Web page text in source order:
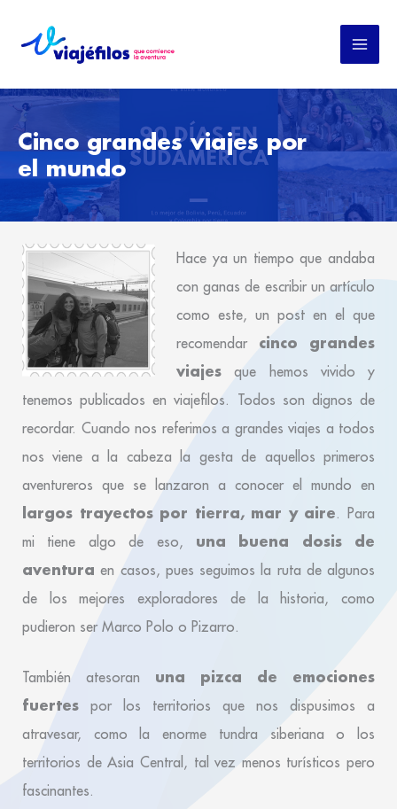
Cinco grandes viajes por
el mundo
Hace ya un tiempo que andaba
con ganas de escribir un artículo
como este, un post en el que
recomendar cinco grandes
viajes que hemos vivido y
tenemos publicados en viajefilos. Todos son dignos de
recordar. Cuando nos referimos a grandes viajes a todos
nos viene a la cabeza la gesta de aquellos primeros
aventureros que se lanzaron a conocer el mundo en
largos trayectos por tierra, mar y aire. Para
mi tiene algo de eso, una buena dosis de
aventura en casos, pues seguimos la ruta de algunos
de los mejores exploradores de la historia, como
pudieron ser Marco Polo o Pizarro.
También atesoran una pizca de emociones
fuertes por los territorios que nos dispusimos a
atravesar, como la enorme tundra siberiana o los
territorios de Asia Central, tal vez menos turísticos pero
fascinantes.